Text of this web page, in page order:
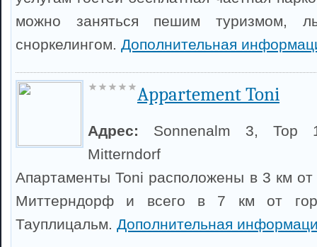
можно заняться пешим туризмом,
сноркелингом. Дополнительная
Appartement Toni
Адрес: Sonnenalm 3, Top
Mitterndorf
Апартаменты Toni расположены в 3 км
Миттерндорф и всего в 7 км от
Тауплицальм. Дополнительная